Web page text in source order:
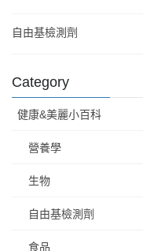
自由基檢測劑
Category
健康&美麗小百科
營養學
生物
自由基檢測劑
食品